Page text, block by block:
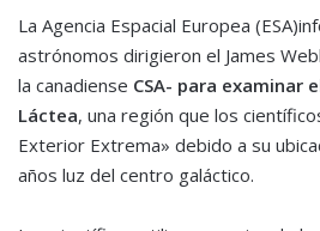
La Agencia Espacial Europea
astrónomos dirigieron el James
la canadiense CSA- para examinar
Láctea, una región que los
Exterior Extrema» debido a su
años luz del centro galáctico.